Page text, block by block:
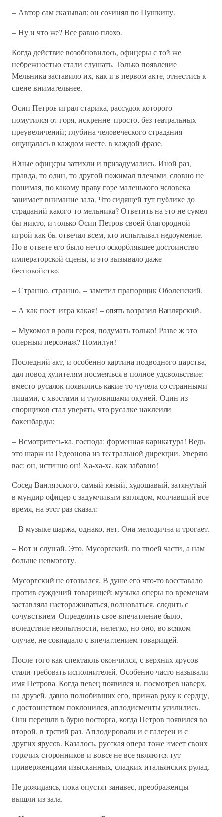
– Автор сам сказывал: он сочинял по Пушкину.
– Ну и что же? Все равно плохо.
Когда действие возобновилось, офицеры с той же
небрежностью стали слушать. Только появление
Мельника заставило их, как и в первом акте, отнестись к
сцене внимательнее.
Осип Петров играл старика, рассудок которого
помутился от горя, искренне, просто, без театральных
преувеличений; глубина человеческого страдания
ощущалась в каждом жесте, в каждой фразе.
Юные офицеры затихли и призадумались. Иной раз,
правда, то один, то другой пожимал плечами, словно не
понимая, по какому праву горе маленького человека
занимает внимание зала. Что сидящей тут публике до
страданий какого-то мельника? Ответить на это не сумел
бы никто, и только Осип Петров своей благородной
игрой как бы отвечал всем, кто испытывал недоумение.
Но в ответе его было нечто оскорблявшее достоинство
императорской сцены, и это вызывало даже
беспокойство.
– Странно, странно, – заметил прапорщик Оболенский.
– А как поет, игра какая! – опять возразил Ванлярский.
– Мукомол в роли героя, подумать только! Разве ж это
оперный персонаж? Помилуй!
Последний акт, и особенно картина подводного царства,
дал повод хулителям посмеяться в полное удовольствие:
вместо русалок появились какие-то чучела со странными
лицами, с хвостами и туловищами окуней. Один из
спорщиков стал уверять, что русалке наклеили
бакенбарды:
– Всмотритесь-ка, господа: форменная карикатура! Ведь
это шарж на Гедеонова из театральной дирекции. Уверяю
вас: он, истинно он! Ха-ха-ха, как забавно!
Сосед Ванлярского, самый юный, худощавый, затянутый
в мундир офицер с задумчивым взглядом, молчавший все
время, на этот раз сказал:
– В музыке шаржа, однако, нет. Она мелодична и трогает.
– Вот и слушай. Это, Мусоргский, по твоей части, а нам
больше невмоготу.
Мусоргский не отозвался. В душе его что-то восставало
против суждений товарищей: музыка оперы по временам
заставляла настораживаться, волноваться, следить с
сочувствием. Определить свое впечатление было,
вследствие неопытности, нелегко, но оно, во всяком
случае, не совпадало с впечатлением товарищей.
После того как спектакль окончился, с верхних ярусов
стали требовать исполнителей. Особенно часто называли
имя Петрова. Когда певец появился и, посмотрев наверх,
на друзей, давно полюбивших его, прижав руку к сердцу,
с достоинством поклонился, аплодисменты усилились.
Они перешли в бурю восторга, когда Петров появился во
второй, в третий раз. Аплодировали и с галереи и с
других ярусов. Казалось, русская опера тоже имеет своих
горячих сторонников и вовсе не все являются тут
приверженцами изысканных, сладких итальянских рулад.
Не дожидаясь, пока опустят занавес, преображенцы
вышли из зала.